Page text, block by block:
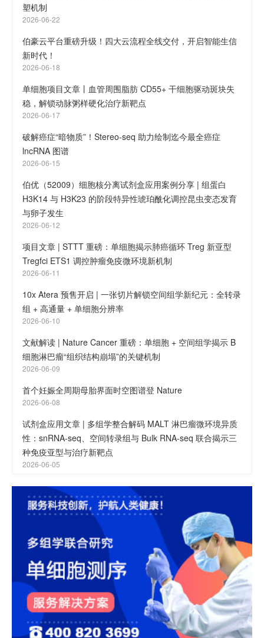
塑机制
2026-06-22
伯豪云平台重磅升级！四大云流程全线交付，开启智能生信
新时代！
2026-06-18
单细胞项目文章丨血管周围脂肪 CD55+ 干细胞驱动斑块失
稳，解锁动脉粥样硬化治疗新靶点
2026-06-17
破解癌症“暗物质”！Stereo-seq 助力绘制迄今最全癌症
lncRNA 图谱
2026-06-15
伯优（52009）细胞核分离试剂盒应用案例分享 | 组蛋白
H3K14 与 H3K23 的阶段特异性琥珀酰化调控昆虫变态发育
与卵子发生
2026-06-12
项目文章 | STTT 重磅：单细胞揭示肺癌循环 Treg 新亚型
Tregfci ETS1 调控肿瘤免疫微环境新机制
2026-06-11
10x Atera 预售开启 | 一张切片解锁空间组学新纪元：全转录
组 + 高通量 + 单细胞分辨率
2026-06-10
文献解读 | Nature Cancer 重磅：单细胞 + 空间组学揭示 B
细胞淋巴瘤“组织结构崩塌”的关键机制
2026-06-09
首个妊娠全周期母胎界面时空图谱登 Nature
2026-06-08
试剂盒应用文章 | 多组学整合解码 MALT 淋巴瘤微环境异质
性：snRNA-seq、空间转录组与 Bulk RNA-seq 联合揭示三
种免疫亚型与治疗新靶点
2026-06-05